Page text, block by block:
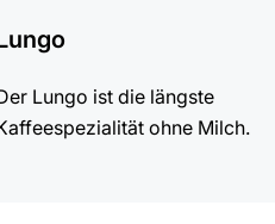
Lungo ist die längste
ohne Milch.